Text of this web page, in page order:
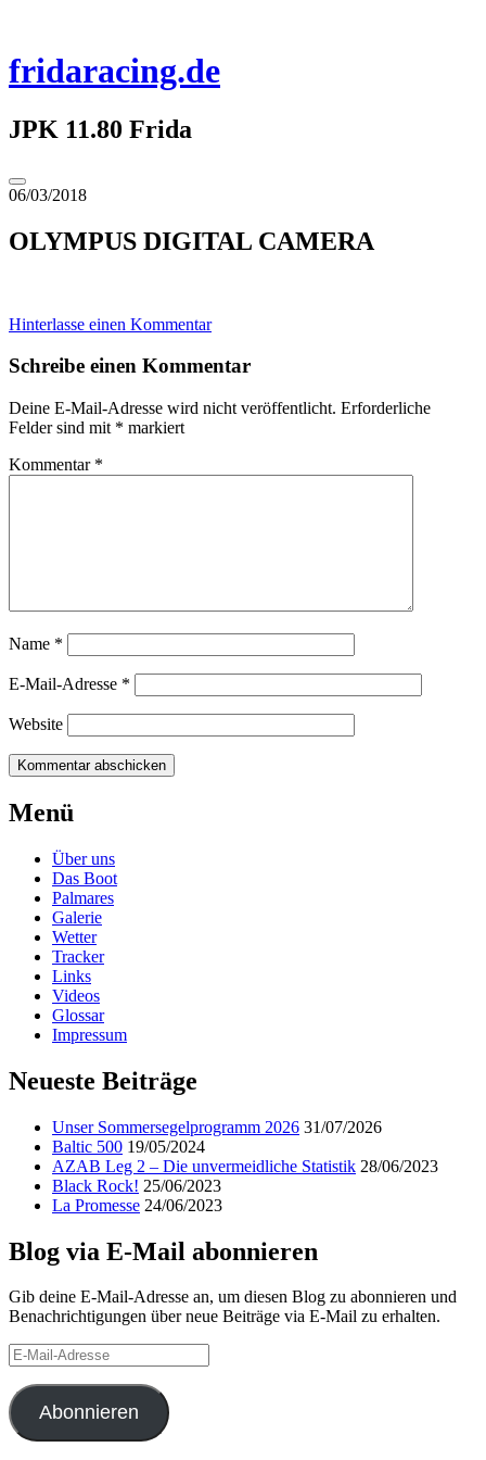
springen
fridaracing.de
JPK 11.80 Frida
Seitenleiste
umschalten
06/03/2018
OLYMPUS DIGITAL CAMERA
Hinterlasse einen Kommentar
Schreibe einen Kommentar
Deine E-Mail-Adresse wird nicht veröffentlicht. Erforderliche
Felder sind mit * markiert
Kommentar *
Name *
E-Mail-Adresse *
Website
Beitragsnavigation
←OLYMPUS
DIGITAL
Menü
Über uns
Das Boot
Palmares
Galerie
Wetter
Tracker
Links
Videos
Glossar
Impressum
Neueste Beiträge
Unser Sommersegelprogramm 2026 31/07/2026
Baltic 500 19/05/2024
AZAB Leg 2 – Die unvermeidliche Statistik 28/06/2023
Black Rock! 25/06/2023
La Promesse 24/06/2023
Blog via E-Mail abonnieren
Gib deine E-Mail-Adresse an, um diesen Blog zu abonnieren und
Benachrichtigungen über neue Beiträge via E-Mail zu erhalten.
E-
Mail-
Adresse
Abonnieren